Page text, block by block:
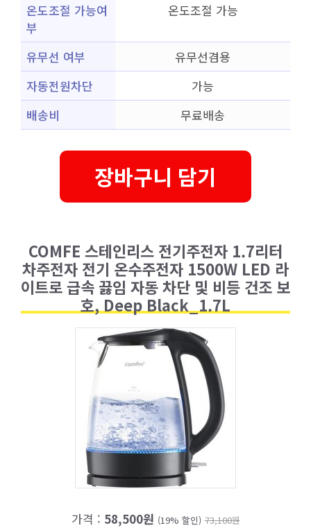
온도조절 가능여
부
온도조절 가능
유무선 여부
유무선겸용
자동전원차단
가능
배송비
무료배송
장바구니 담기
COMFE 스테인리스 전기주전자 1.7리터
차주전자 전기 온수주전자 1500W LED 라
이트로 급속 끓임 자동 차단 및 비등 건조 보
호, Deep Black_1.7L
가격 : 58,500원 (19% 할인) 73,100원